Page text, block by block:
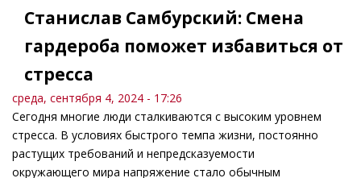
Станислав Самбурский: Смена
гардероба поможет избавиться от
стресса
среда, сентября 4, 2024 - 17:26
Сегодня многие люди сталкиваются с высоким уровнем
стресса. В условиях быстрого темпа жизни, постоянно
растущих требований и непредсказуемости
окружающего мира напряжение стало обычным